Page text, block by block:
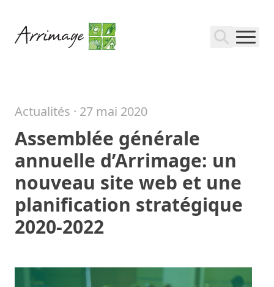
Actualités · 27 mai 2020
Assemblée générale
annuelle d’Arrimage: un
nouveau site web et une
planification stratégique
2020-2022